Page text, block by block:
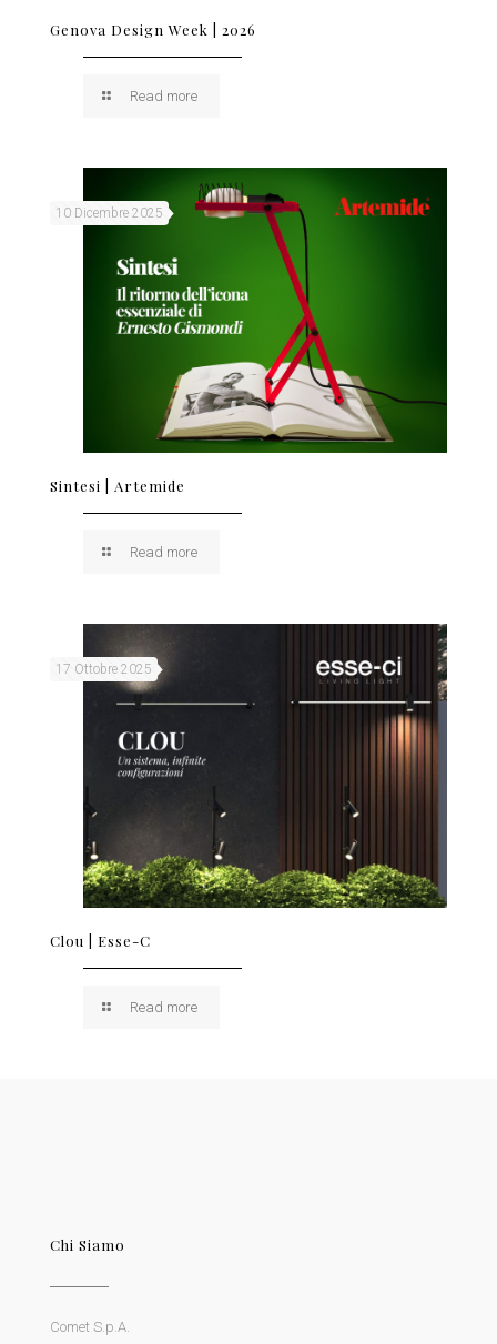
Genova Design Week | 2026
Read more
10 Dicembre 2025
Sintesi | Artemide
Read more
17 Ottobre 2025
Clou | Esse-C
Read more
Chi Siamo
Comet S.p.A.